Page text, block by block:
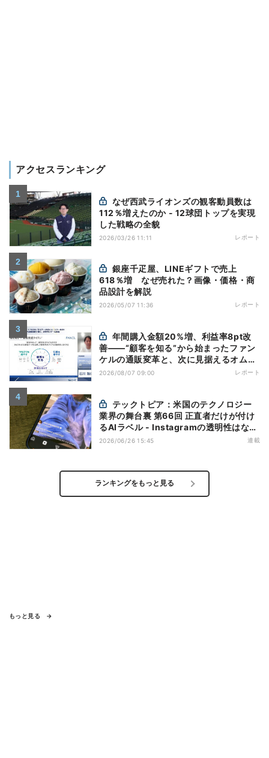
アクセスランキング
112％増えたのか - 12球団トップを実現
した戦略の全貌
2026/03/26 11:11 レポート
618％増 なぜ売れた？画像・価格・商
品設計を解説
2026/05/07 11:36 レポート
善——“顧客を知る”から始まったファン
ケルの通販変革と、次に見据えるオムニ
チャネル
2026/08/07 09:00 レポート
業界の舞台裏 第66回 正直者だけが付け
るAIラベル - Instagramの透明性はなぜ
逆効果になり得るのか
2026/06/26 15:45 連載
ランキングをもっと見る
もっと見る